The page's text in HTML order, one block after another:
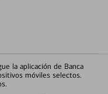
la aplicación de Banca
móviles selectos.